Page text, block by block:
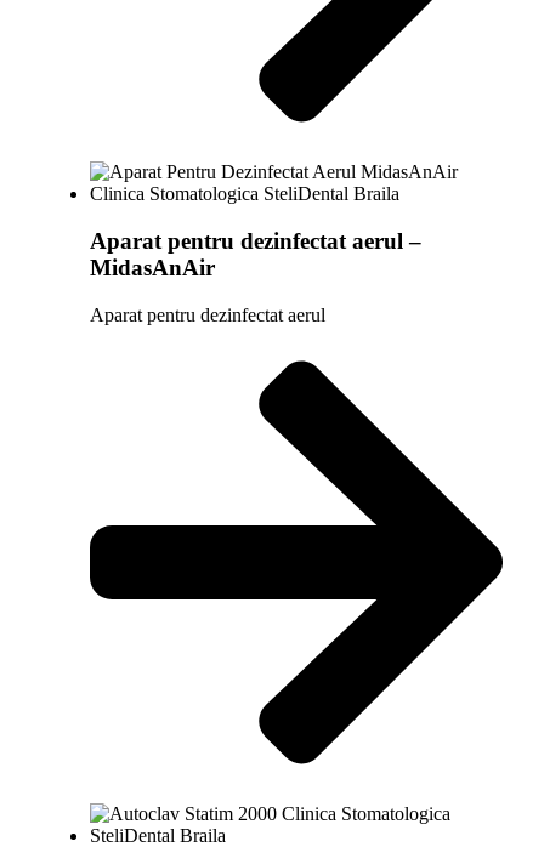
Aparat pentru dezinfectat aerul –
MidasAnAir
Aparat pentru dezinfectat aerul